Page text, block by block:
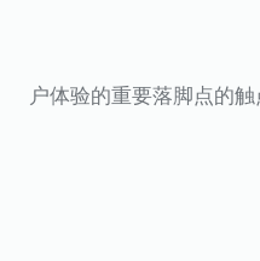
户体验的重要落脚点的